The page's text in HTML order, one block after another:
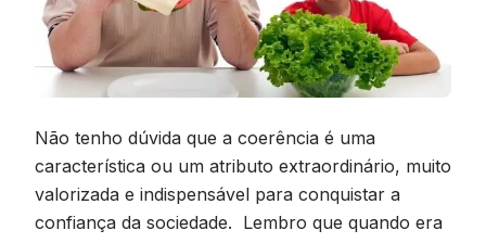
Não tenho dúvida que a coerência é uma
característica ou um atributo extraordinário, muito
valorizada e indispensável para conquistar a
confiança da sociedade. Lembro que quando era